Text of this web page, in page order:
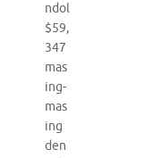
ndol
$59,
347
mas
ing-
mas
ing
den